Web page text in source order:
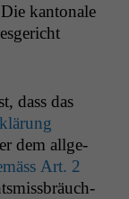
kan­tonale
dass das
dem all­ge­
Art. 2